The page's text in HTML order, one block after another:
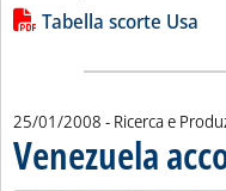
Lista allegati PDF
Tabella scorte Usa
25/01/2008 - Ricerca e
Venezuela